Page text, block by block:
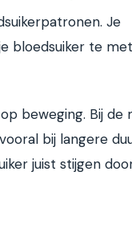
Je
bloedsuiker te
beweging. Bij de
bij langere
juist stijgen